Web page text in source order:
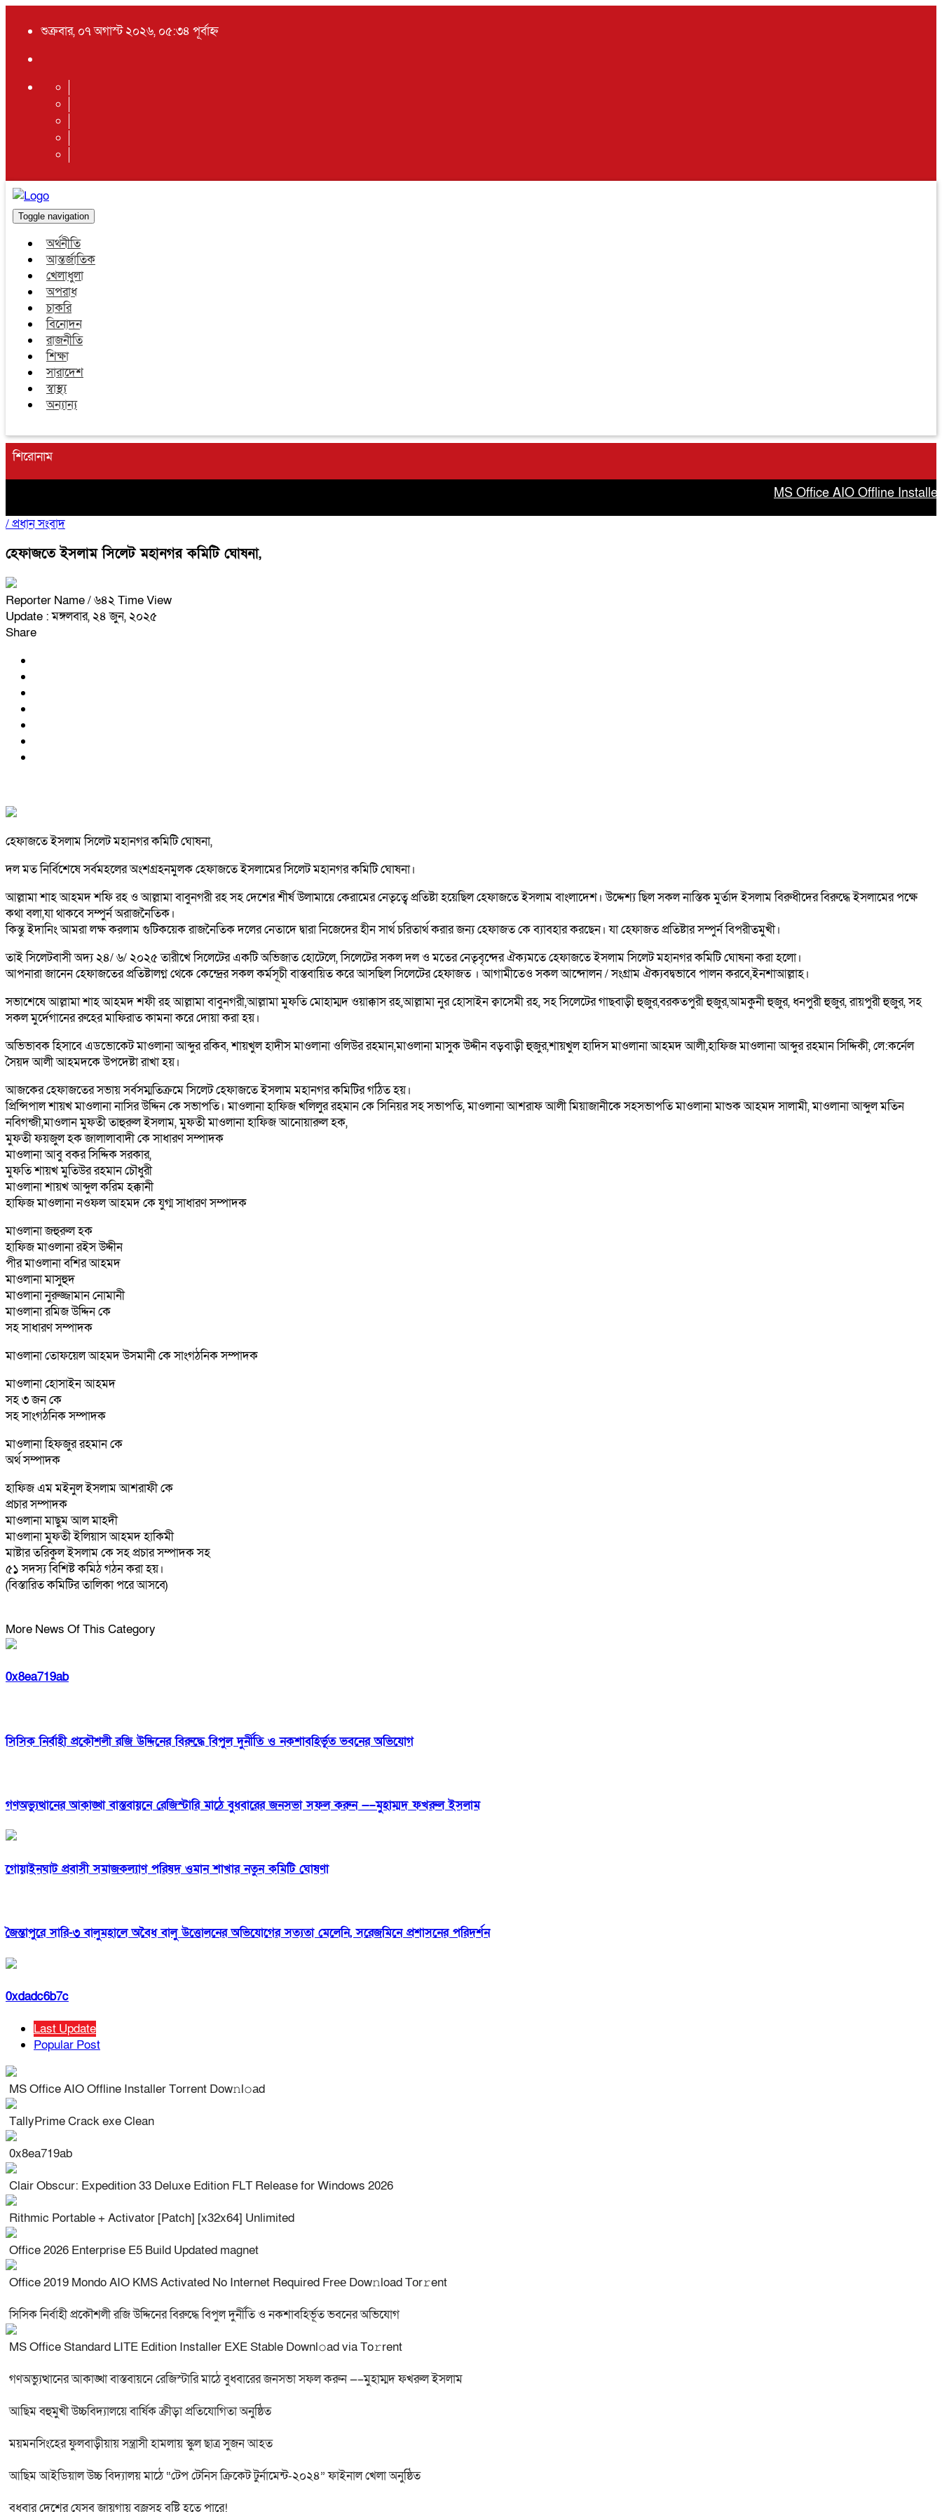
শুক্রবার, ০৭ অগাস্ট ২০২৬, ০৫:৩৪ পূর্বাহ্ন
Toggle navigation
অর্থনীতি
আন্তর্জাতিক
খেলাধুলা
অপরাধ
চাকরি
বিনোদন
রাজনীতি
শিক্ষা
সারাদেশ
স্বাস্থ্য
অন্যান্য
শিরোনাম
MS Office AIO Offline Installer
/প্রধান সংবাদ
হেফাজতে ইসলাম সিলেট মহানগর কমিটি ঘোষনা,
Reporter Name/ ৬৪২ Time View
Update : মঙ্গলবার, ২৪ জুন, ২০২৫
Share
হেফাজতে ইসলাম সিলেট মহানগর কমিটি ঘোষনা,
দল মত নির্বিশেষে সর্বমহলের অংশগ্রহনমুলক হেফাজতে ইসলামের সিলেট মহানগর কমিটি ঘোষনা।
আল্লামা শাহ আহমদ শফি রহ ও আল্লামা বাবুনগরী রহ সহ দেশের শীর্ষ উলামায়ে কেরামের নেতৃত্বে প্রতিষ্টা হয়েছিল হেফাজতে ইসলাম বাংলাদেশ। উদ্দেশ্য ছিল সকল নাস্তিক মুর্তাদ ইসলাম বিরুধীদের বিরুদ্ধে ইসলামের পক্ষে
কথা বলা,যা থাকবে সম্পুর্ন অরাজনৈতিক।
কিন্তু ইদানিং আমরা লক্ষ করলাম গুটিকয়েক রাজনৈতিক দলের নেতাদে দ্বারা নিজেদের হীন সার্থ চরিতার্থ করার জন্য হেফাজত কে ব্যাবহার করছেন। যা হেফাজত প্রতিষ্টার সম্পুর্ন বিপরীতমুখী।
তাই সিলেটবাসী অদ্য ২৪/ ৬/ ২০২৫ তারীখে সিলেটের একটি অভিজাত হোটেলে, সিলেটের সকল দল ও মতের নেতৃবৃন্দের ঐক্যমতে হেফাজতে ইসলাম সিলেট মহানগর কমিটি ঘোষনা করা হলো।
আপনারা জানেন হেফাজতের প্রতিষ্টালগ্ন থেকে কেন্দ্রের সকল কর্মসূচী বাস্তবায়িত করে আসছিল সিলেটের হেফাজত । আগামীতেও সকল আন্দোলন / সংগ্রাম ঐক্যবদ্বভাবে পালন করবে,ইনশাআল্লাহ।
সভাশেষে আল্লামা শাহ আহমদ শফী রহ আল্লামা বাবুনগরী,আল্লামা মুফতি মোহাম্মদ ওয়াক্কাস রহ,আল্লামা নুর হোসাইন ক্বাসেমী রহ, সহ সিলেটের গাছবাড়ী হুজুর,বরকতপুরী হুজুর,আমকুনী হুজুর, ধনপুরী হুজুর, রায়পুরী হুজুর, সহ
সকল মুর্দেগানের রুহের মাফিরাত কামনা করে দোয়া করা হয়।
অভিভাবক হিসাবে এডভোকেট মাওলানা আব্দুর রকিব, শায়খুল হাদীস মাওলানা ওলিউর রহমান,মাওলানা মাসুক উদ্দীন বড়বাড়ী হুজুর,শায়খুল হাদিস মাওলানা আহমদ আলী,হাফিজ মাওলানা আব্দুর রহমান সিদ্দিকী, লে:কর্নেল
সৈয়দ আলী আহমদকে উপদেষ্টা রাখা হয়।
আজকের হেফাজতের সভায় সর্বসম্মতিক্রমে সিলেট হেফাজতে ইসলাম মহানগর কমিটির গঠিত হয়।
প্রিন্সিপাল শায়খ মাওলানা নাসির উদ্দিন কে সভাপতি। মাওলানা হাফিজ খলিলুর রহমান কে সিনিয়র সহ সভাপতি, মাওলানা আশরাফ আলী মিয়াজানীকে সহসভাপতি মাওলানা মাশুক আহমদ সালামী, মাওলানা আব্দুল মতিন
নবিগন্জী,মাওলান মুফতী তাহুরুল ইসলাম, মুফতী মাওলানা হাফিজ আনোয়ারুল হক,
মুফতী ফয়জুল হক জালালাবাদী কে সাধারণ সম্পাদক
মাওলানা আবু বকর সিদ্দিক সরকার,
মুফতি শায়খ মুতিউর রহমান চৌধুরী
মাওলানা শায়খ আব্দুল করিম হক্কানী
হাফিজ মাওলানা নওফল আহমদ কে যুগ্ম সাধারণ সম্পাদক
মাওলানা জহুরুল হক
হাফিজ মাওলানা রইস উদ্দীন
পীর মাওলানা বশির আহমদ
মাওলানা মাসুহুদ
মাওলানা নুরুজ্জামান নোমানী
মাওলানা রমিজ উদ্দিন কে
সহ সাধারণ সম্পাদক
মাওলানা তোফয়েল আহমদ উসমানী কে সাংগঠনিক সম্পাদক
মাওলানা হোসাইন আহমদ
সহ ৩ জন কে
সহ সাংগঠনিক সম্পাদক
মাওলানা হিফজুর রহমান কে
অর্থ সম্পাদক
হাফিজ এম মইনুল ইসলাম আশরাফী কে
প্রচার সম্পাদক
মাওলানা মাছুম আল মাহদী
মাওলানা মুফতী ইলিয়াস আহমদ হাকিমী
মাষ্টার তরিকুল ইসলাম কে সহ প্রচার সম্পাদক সহ
৫১ সদস্য বিশিষ্ট কমিঠ গঠন করা হয়।
(বিস্তারিত কমিটির তালিকা পরে আসবে)
More News Of This Category
0x8ea719ab
সিসিক নির্বাহী প্রকৌশলী রজি উদ্দিনের বিরুদ্ধে বিপুল দুর্নীতি ও নকশাবহির্ভূত ভবনের অভিযোগ
গণঅভ্যুত্থানের আকাঙ্খা বাস্তবায়নে রেজিস্টারি মাঠে বুধবারের জনসভা সফল করুন —–মুহাম্মদ ফখরুল ইসলাম
‎গোয়াইনঘাট প্রবাসী সমাজকল্যাণ পরিষদ ওমান শাখার নতুন কমিটি ঘোষণা
জৈন্তাপুরে সারি-৩ বালুমহালে অবৈধ বালু উত্তোলনের অভিযোগের সত্যতা মেলেনি, সরেজমিনে প্রশাসনের পরিদর্শন
0xdadc6b7c
Last Update
Popular Post
MS Office AIO Offline Installer Torrent Dow𝚗l𝚘аd
TallyPrime Crack exe Clean
0x8ea719ab
Clair Obscur: Expedition 33 Deluxe Edition FLT Release for Windows 2026
Rithmic Portable + Activator [Patch] [x32x64] Unlimited
Office 2026 Enterprise E5 Build Updated magnet
Office 2019 Mondo AIO KMS Activated No Internet Required Frее Dow𝚗load Tоr𝚛ent
সিসিক নির্বাহী প্রকৌশলী রজি উদ্দিনের বিরুদ্ধে বিপুল দুর্নীতি ও নকশাবহির্ভূত ভবনের অভিযোগ
MS Office Standard LITE Edition Installer EXE Stable Downl𝚘ad via To𝚛rent
গণঅভ্যুত্থানের আকাঙ্খা বাস্তবায়নে রেজিস্টারি মাঠে বুধবারের জনসভা সফল করুন —–মুহাম্মদ ফখরুল ইসলাম
আছিম বহুমুখী উচ্চবিদ্যালয়ে বার্ষিক ক্রীড়া প্রতিযোগিতা অনুষ্ঠিত
ময়মনসিংহের ফুলবাড়ীয়ায় সন্ত্রাসী হামলায় স্কুল ছাত্র সুজন আহত
আছিম আইডিয়াল উচ্চ বিদ্যালয় মাঠে “টেপ টেনিস ক্রিকেট টুর্নামেন্ট-২০২৪” ফাইনাল খেলা অনুষ্ঠিত
বুধবার দেশের যেসব জায়গায় বজ্রসহ বৃষ্টি হতে পারে!